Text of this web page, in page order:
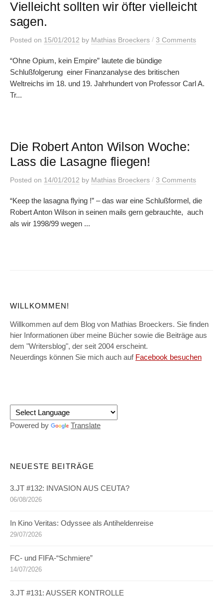
Vielleicht sollten wir öfter vielleicht
sagen.
Posted on 15/01/2012 by Mathias Broeckers / 3 Comments
“Ohne Opium, kein Empire” lautete die bündige
Schlußfolgerung einer Finanzanalyse des britischen
Weltreichs im 18. und 19. Jahrhundert von Professor Carl A.
Tr...
Die Robert Anton Wilson Woche:
Lass die Lasagne fliegen!
Posted on 14/01/2012 by Mathias Broeckers / 3 Comments
“Keep the lasagna flying !” – das war eine Schlußformel, die
Robert Anton Wilson in seinen mails gern gebrauchte, auch
als wir 1998/99 wegen ...
WILLKOMMEN!
Willkommen auf dem Blog von Mathias Broeckers. Sie finden
hier Informationen über meine Bücher sowie die Beiträge aus
dem "Writersblog", der seit 2004 erscheint.
Neuerdings können Sie mich auch auf Facebook besuchen
Powered by Translate
NEUESTE BEITRÄGE
3.JT #132: INVASION AUS CEUTA?
06/08/2026
In Kino Veritas: Odyssee als Antiheldenreise
29/07/2026
FC- und FIFA-“Schmiere”
14/07/2026
3.JT #131: AUSSER KONTROLLE